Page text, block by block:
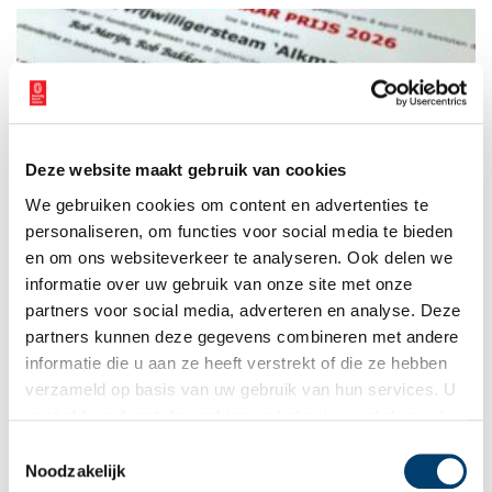
Deze website maakt gebruik van cookies
We gebruiken cookies om content en advertenties te
personaliseren, om functies voor social media te bieden
en om ons websiteverkeer te analyseren. Ook delen we
informatie over uw gebruik van onze site met onze
partners voor social media, adverteren en analyse. Deze
partners kunnen deze gegevens combineren met andere
informatie die u aan ze heeft verstrekt of die ze hebben
verzameld op basis van uw gebruik van hun services. U
Noodzakelijk
Donderdagavond 8 april (2026) is de Oud Alkmaar-prijs 2026
uitgereikt aan Team Alkmaar op Film: Rob Marijn, Ruud Mol,
Simon van Wonderen en Rob Bakker. De voor het 100-jarig
bestaan van de HVA ontwikkelde film ‘Alkmaar op Film’ zal dit
jaar wellicht zo’n 8.000 bezoekers bij Filmhuis Alkmaar hebben
getrokken, een record ook voor Filmhuis Alkmaar, en is zo een
ongekend succes. Ook Jesse van Dijl, conservator
beeldcollecties bij Regionaal Archief Alkmaar, ontving de Oud
Alkmaar-prijs voor zijn indrukwekkende begeleiding van het
proect.
2 min